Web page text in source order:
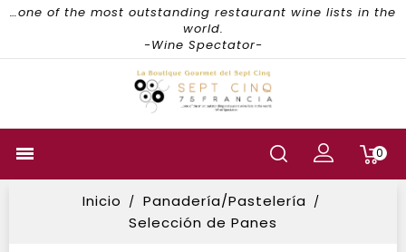
…one of the most outstanding restaurant wine lists in the
world.
-Wine Spectator-
 0
Inicio
Panadería/Pastelería
Selección de Panes